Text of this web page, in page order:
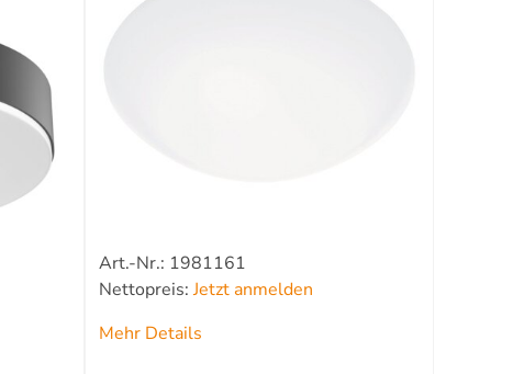
Art.-Nr.: 1981161
Nettopreis:Jetzt anmelden
Mehr Details